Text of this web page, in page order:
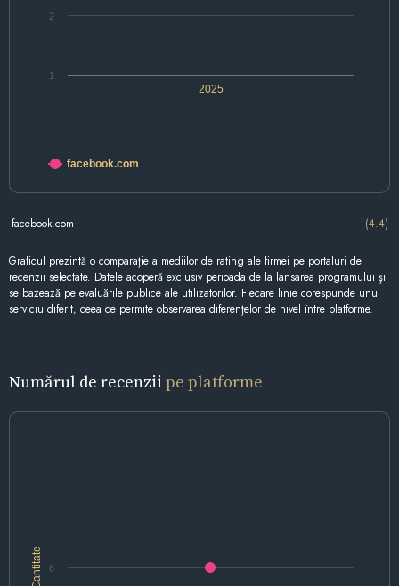
2025
1
2
facebook.com
facebook.com (4.4)
Graficul prezintă o comparație a mediilor de rating ale firmei pe portaluri de
recenzii selectate. Datele acoperă exclusiv perioada de la lansarea programului și
se bazează pe evaluările publice ale utilizatorilor. Fiecare linie corespunde unui
serviciu diferit, ceea ce permite observarea diferențelor de nivel între platforme.
Numărul de recenzii pe platforme
Cantitate 6